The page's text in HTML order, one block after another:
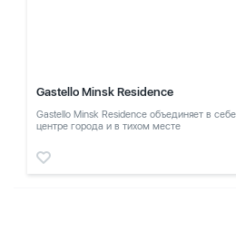
Gastello Minsk Residence
Gastello Minsk Residence объединяет в
центре города и в тихом месте